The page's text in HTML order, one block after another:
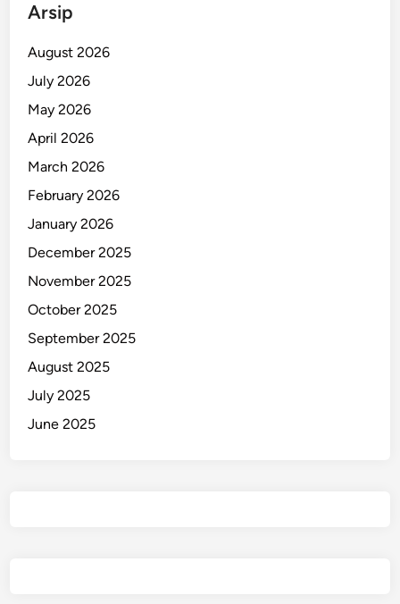
Arsip
August 2026
July 2026
May 2026
April 2026
March 2026
February 2026
January 2026
December 2025
November 2025
October 2025
September 2025
August 2025
July 2025
June 2025